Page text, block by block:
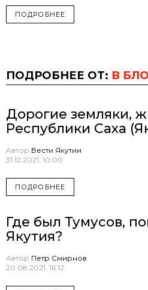
ПОДРОБНЕЕ
ПОДРОБНЕЕ ОТ: В
Дорогие земляки,
Республики Саха
Автор Вести Якутии
31.12.2021, 10:00
ПОДРОБНЕЕ
Где был Тумусов,
Якутия?
Автор Петр Смирнов
20.08.2021, 16:12